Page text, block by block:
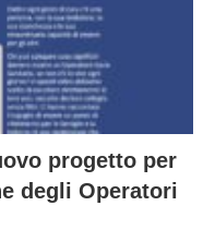
progetto per
degli Operatori